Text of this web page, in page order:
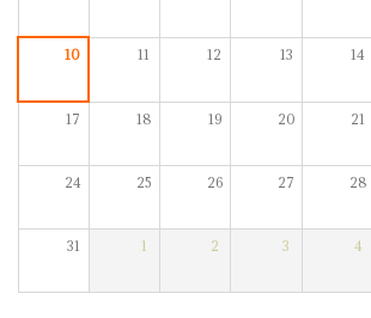
10 11 12 13 14
17 18 19 20 21
24 25 26 27 28
31 1 2 3 4